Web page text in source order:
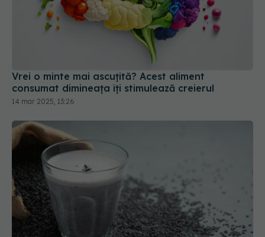
Vrei o minte mai ascuțită? Acest aliment
consumat dimineața îți stimulează creierul
14 mar 2025, 13:26